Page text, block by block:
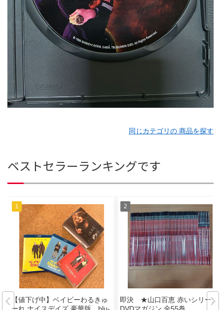
同じカテゴリの 商品を探す
ベストセラーランキングです
【値下げ中】ベイビーわるきゅ
即決 ★山口百恵 赤いシリーズ